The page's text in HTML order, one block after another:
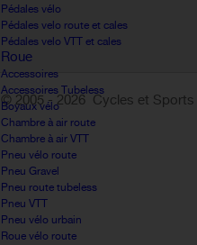
Pédales vélo
Pédales velo route et cales
Pédales velo VTT et cales
Roue
Accessoires
Accessoires Tubeless
Boyaux vélo
Chambre à air route
Chambre à air VTT
Pneu vélo route
Pneu Gravel
Pneu route tubeless
Pneu VTT
Pneu vélo urbain
Roue vélo route
© 2005 - 2026 Cycles et Sports |